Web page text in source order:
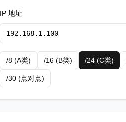
IP 地址
/8 (A类) /16 (B类) /24 (C类)
/30 (点对点)